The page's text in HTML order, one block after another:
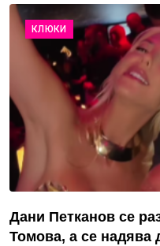
КЛЮКИ
Дани Петканов се
Томова, а се надява